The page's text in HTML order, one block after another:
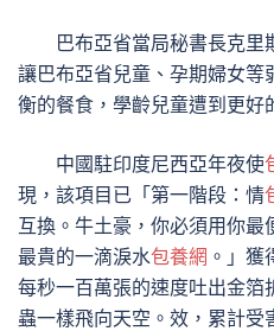
巴布亞省當局秘書長克里
讓巴布亞省兒童、孕期婦女
衡的餐食，學齡兒童遭到更好
中國駐印度尼西亞年夜使
現，該項目已「第一階段：情
互換。牛土豪，你必須用你
最貴的一滴淚水包養網 。」
每秒一百萬張的速度吐出金箔
蟲一樣飛向天空。效，累計受